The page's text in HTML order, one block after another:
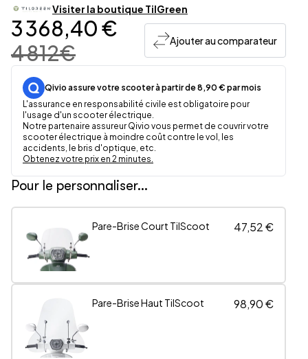
Visiter la boutique TilGreen
3 368,40 €
4 812€ Ajouter au comparateur
Qivio assure votre scooter à partir de 8,90 € par mois
L'assurance en responsabilité civile est obligatoire pour
l'usage d'un scooter électrique.
Notre partenaire assureur Qivio vous permet de couvrir votre
scooter électrique à moindre coût contre le vol, les
accidents, le bris d'optique, etc.
Obtenez votre prix en 2 minutes.
Pour le personnaliser...
Pare-Brise Court TilScoot 47,52 €
Pare-Brise Haut TilScoot 98,90 €